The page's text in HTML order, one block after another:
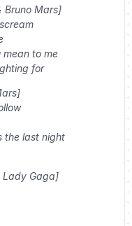
Bruno Mars]
mean to me
for
the last night
Lady Gaga]